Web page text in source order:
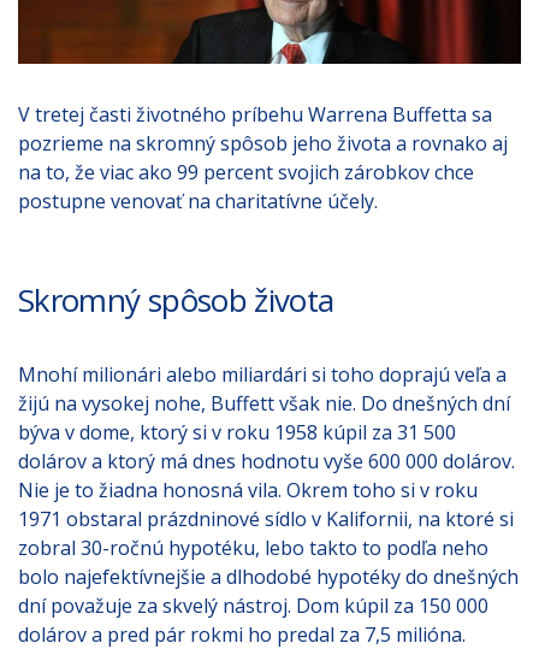
V tretej časti životného príbehu Warrena Buffetta sa
pozrieme na skromný spôsob jeho života a rovnako aj
na to, že viac ako 99 percent svojich zárobkov chce
postupne venovať na charitatívne účely.
Skromný spôsob života
Mnohí milionári alebo miliardári si toho doprajú veľa a
žijú na vysokej nohe, Buffett však nie. Do dnešných dní
býva v dome, ktorý si v roku 1958 kúpil za 31 500
dolárov a ktorý má dnes hodnotu vyše 600 000 dolárov.
Nie je to žiadna honosná vila. Okrem toho si v roku
1971 obstaral prázdninové sídlo v Kalifornii, na ktoré si
zobral 30-ročnú hypotéku, lebo takto to podľa neho
bolo najefektívnejšie a dlhodobé hypotéky do dnešných
dní považuje za skvelý nástroj. Dom kúpil za 150 000
dolárov a pred pár rokmi ho predal za 7,5 milióna.